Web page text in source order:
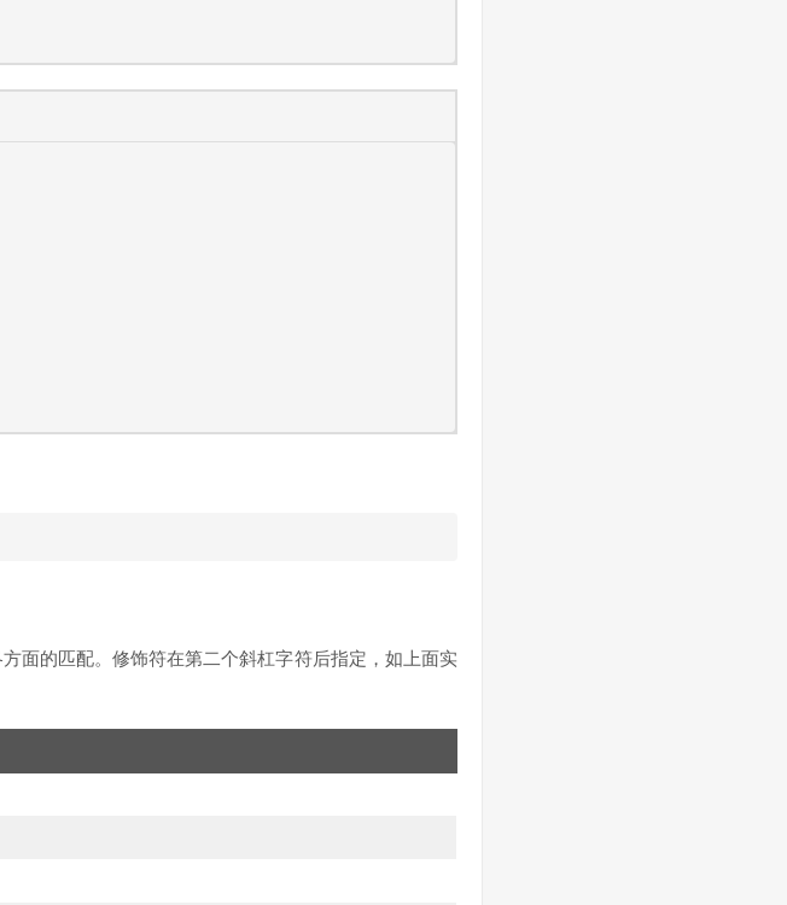
面的匹配。修饰符在第二个斜杠字符后指定，如上面实